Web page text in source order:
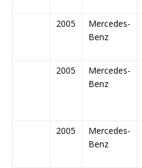
2005
Mercedes-
Benz
2005
Mercedes-
Benz
2005
Mercedes-
Benz